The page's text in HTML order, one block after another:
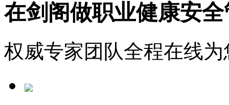
在剑阁做职业健康安
权威专家团队全程在线